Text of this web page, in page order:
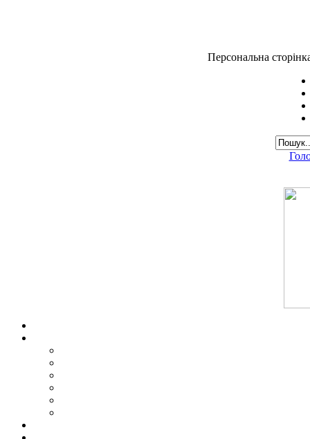
Персональна